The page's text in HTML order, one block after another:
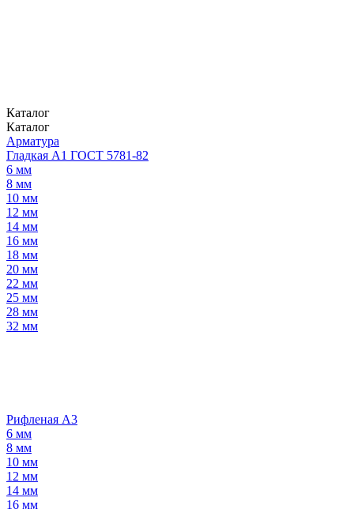
Каталог
Каталог
Арматура
Гладкая А1 ГОСТ 5781-82
6 мм
8 мм
10 мм
12 мм
14 мм
16 мм
18 мм
20 мм
22 мм
25 мм
28 мм
32 мм
Рифленая А3
6 мм
8 мм
10 мм
12 мм
14 мм
16 мм